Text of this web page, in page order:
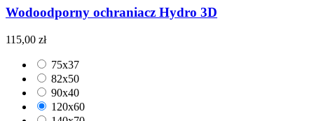
Wodoodporny ochraniacz Hydro 3D
115,00 zł
75x37
82x50
90x40
120x60